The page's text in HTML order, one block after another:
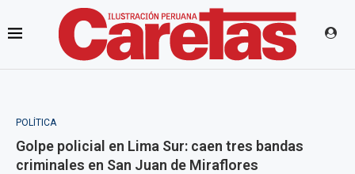
POLÍTICA
Golpe policial en Lima Sur: caen tres bandas
criminales en San Juan de Miraflores